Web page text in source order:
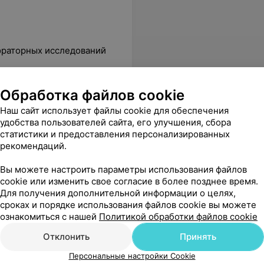
исследований
стафилококк МРЗС (S.aureus,
MRSA), определение
чувствительности к
антимикробным препаратам
и бактериофагам
(отделяемое верхних
дыхательных путей)
от 23,65 руб.
и
от 30,64
вежливые, умеют работать с детками, что очень понравилось. Анализы пришли быстро, хорошо то что можно самому проверить их в личном кабинете. Поэтому рекомендую Инвитро г.Пинск
Все адреса
Обработка файлов cookie
Наш сайт использует файлы cookie для обеспечения
удобства пользователей сайта, его улучшения, сбора
статистики и предоставления персонализированных
рекомендаций.
Вы можете настроить параметры использования файлов
cookie или изменить свое согласие в более позднее время.
Для получения дополнительной информации о целях,
сроках и порядке использования файлов cookie вы можете
ознакомиться с нашей Политикой обработки файлов cookie
Отклонить
Принять
Персональные настройки Cookie